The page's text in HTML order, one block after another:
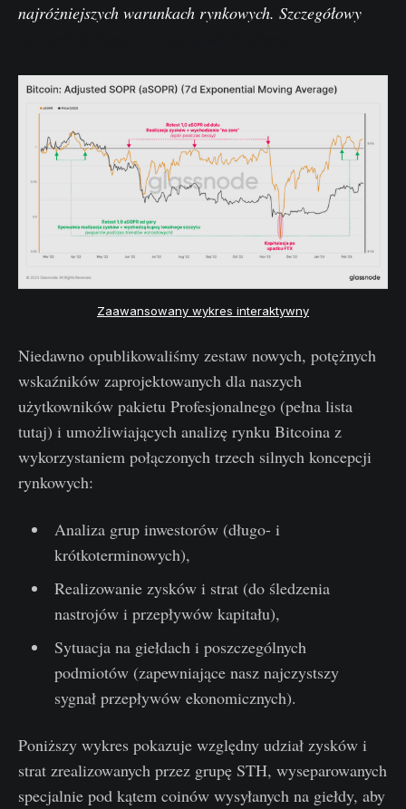
najróżniejszych warunkach rynkowych. Szczegółowy
Zaawansowany wykres interaktywny
Niedawno opublikowaliśmy zestaw nowych, potężnych
wskaźników zaprojektowanych dla naszych
użytkowników pakietu Profesjonalnego (pełna lista
tutaj) i umożliwiających analizę rynku Bitcoina z
wykorzystaniem połączonych trzech silnych koncepcji
rynkowych:
Analiza grup inwestorów (długo- i
krótkoterminowych),
Realizowanie zysków i strat (do śledzenia
nastrojów i przepływów kapitału),
Sytuacja na giełdach i poszczególnych
podmiotów (zapewniające nasz najczystszy
sygnał przepływów ekonomicznych).
Poniższy wykres pokazuje względny udział zysków i
strat zrealizowanych przez grupę STH, wyseparowanych
specjalnie pod kątem coinów wysyłanych na giełdy, aby